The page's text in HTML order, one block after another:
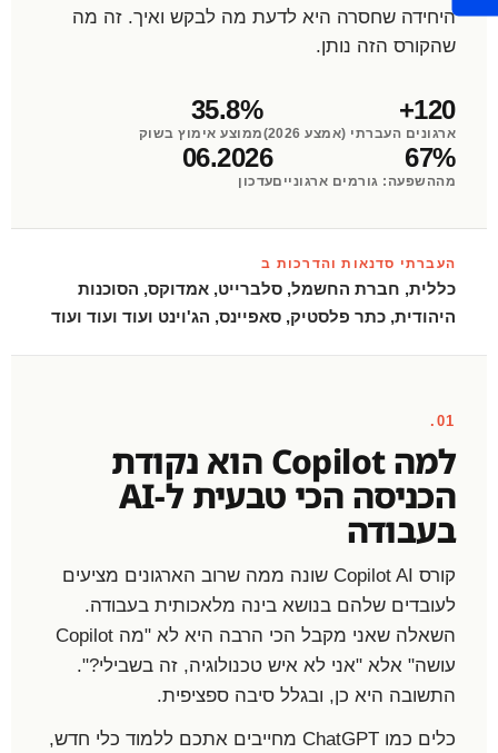
היחידה שחסרה היא לדעת מה לבקש ואיך. זה מה
שהקורס הזה נותן.
120+
ארגונים העברתי (אמצע 2026)
35.8%
ממוצע אימוץ בשוק
67%
מההשפעה: גורמים ארגוניים
06.2026
עדכון
העברתי סדנאות והדרכות ב
כללית, חברת החשמל, סלברייט, אמדוקס, הסוכנות
היהודית, כתר פלסטיק, סאפיינס, הג'וינט ועוד ועוד ועוד
01.
למה Copilot הוא נקודת
הכניסה הכי טבעית ל-AI
בעבודה
קורס Copilot AI שונה ממה שרוב הארגונים מציעים
לעובדים שלהם בנושא בינה מלאכותית בעבודה.
השאלה שאני מקבל הכי הרבה היא לא "מה Copilot
עושה" אלא "אני לא איש טכנולוגיה, זה בשבילי?".
התשובה היא כן, ובגלל סיבה ספציפית.
כלים כמו ChatGPT מחייבים אתכם ללמוד כלי חדש,